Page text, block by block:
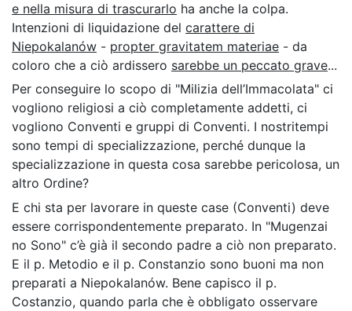
e nella misura di trascurarlo ha anche la colpa.
Intenzioni di liquidazione del carattere di
Niepokalanów - propter gravitatem materiae - da
coloro che a ciò ardissero sarebbe un peccato grave...
Per conseguire lo scopo di "Milizia dell’Immacolata" ci
vogliono religiosi a ciò completamente addetti, ci
vogliono Conventi e gruppi di Conventi. I nostritempi
sono tempi di specializzazione, perché dunque la
specializzazione in questa cosa sarebbe pericolosa, un
altro Ordine?
E chi sta per lavorare in queste case (Conventi) deve
essere corrispondentemente preparato. In "Mugenzai
no Sono" c’è già il secondo padre a ciò non preparato.
E il p. Metodio e il p. Constanzio sono buoni ma non
preparati a Niepokalanów. Bene capisco il p.
Costanzio, quando parla che è obbligato osservare